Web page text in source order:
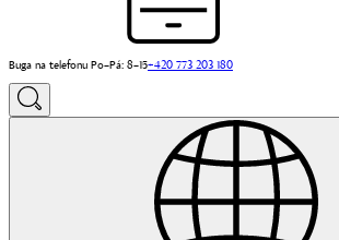
Buga na telefonu Po–Pá: 8–15+420 773 203 180